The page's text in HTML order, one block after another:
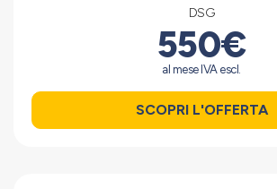
DSG
550€
al mese IVA escl.
SCOPRI L'OFFERTA